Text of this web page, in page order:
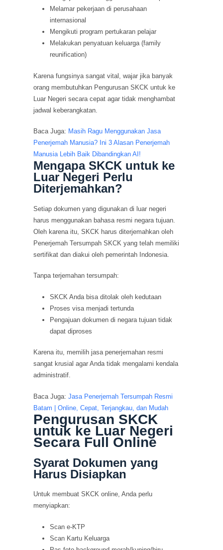
Melamar pekerjaan di perusahaan
internasional
Mengikuti program pertukaran pelajar
Melakukan penyatuan keluarga (family
reunification)
Karena fungsinya sangat vital, wajar jika banyak
orang membutuhkan Pengurusan SKCK untuk ke
Luar Negeri secara cepat agar tidak menghambat
jadwal keberangkatan.
Baca Juga: Masih Ragu Menggunakan Jasa
Penerjemah Manusia? Ini 3 Alasan Penerjemah
Manusia Lebih Baik Dibandingkan AI!
Mengapa SKCK untuk ke
Luar Negeri Perlu
Diterjemahkan?
Setiap dokumen yang digunakan di luar negeri
harus menggunakan bahasa resmi negara tujuan.
Oleh karena itu, SKCK harus diterjemahkan oleh
Penerjemah Tersumpah SKCK yang telah memiliki
sertifikat dan diakui oleh pemerintah Indonesia.
Tanpa terjemahan tersumpah:
SKCK Anda bisa ditolak oleh kedutaan
Proses visa menjadi tertunda
Pengajuan dokumen di negara tujuan tidak
dapat diproses
Karena itu, memilih jasa penerjemahan resmi
sangat krusial agar Anda tidak mengalami kendala
administratif.
Baca Juga:Jasa Penerjemah Tersumpah Resmi
Batam | Online, Cepat, Terjangkau, dan Mudah
Pengurusan SKCK
untuk ke Luar Negeri
Secara Full Online
Syarat Dokumen yang
Harus Disiapkan
Untuk membuat SKCK online, Anda perlu
menyiapkan:
Scan e-KTP
Scan Kartu Keluarga